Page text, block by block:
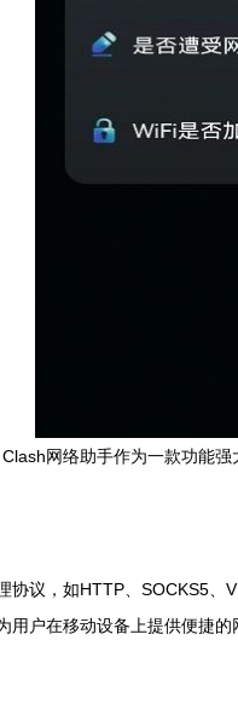
网络助手作为一款功能
议，如HTTP、SOCKS5
户在移动设备上提供便捷的